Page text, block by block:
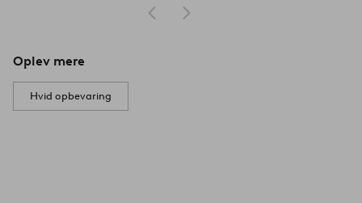
Oplev mere
Hvid opbevaring